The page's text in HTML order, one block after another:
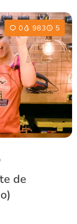
0 983 5
de